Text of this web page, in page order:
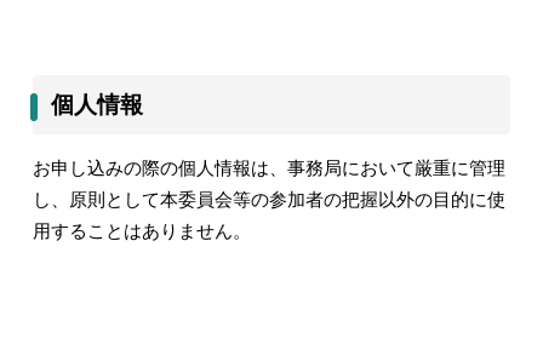
個人情報
お申し込みの際の個人情報は、事務局において厳重に管理
し、原則として本委員会等の参加者の把握以外の目的に使
用することはありません。